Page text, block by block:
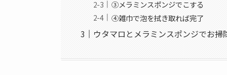
③メラミンスポンジでこする
④雑巾で泡を拭き取れば完了
ウタマロとメラミンスポンジでお掃